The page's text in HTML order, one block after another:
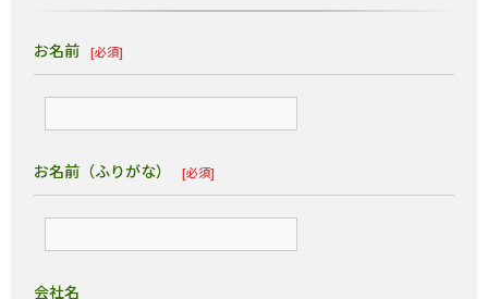
お名前 [必須]
お名前（ふりがな） [必須]
会社名